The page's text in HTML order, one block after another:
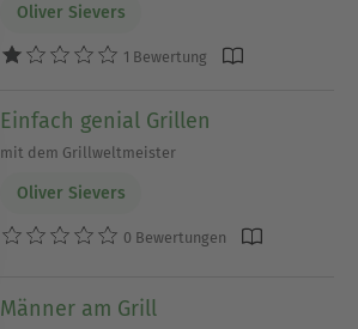
Oliver Sievers
1 Bewertung
Einfach genial Grillen
mit dem Grillweltmeister
Oliver Sievers
0 Bewertungen
Männer am Grill